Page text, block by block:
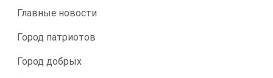
Главные новости
Город патриотов
Город добрых